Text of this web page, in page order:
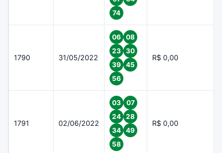
74
1790 31/05/2022
06
08
23
30
39
45
56
R$ 0,00
1791 02/06/2022
03
07
24
28
34
49
58
R$ 0,00